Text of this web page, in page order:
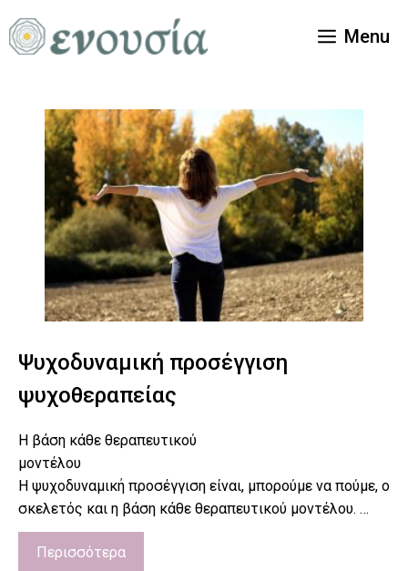
σε
περιεχόμενο
Menu
Ψυχοδυναμική προσέγγιση
ψυχοθεραπείας
Η βάση κάθε θεραπευτικού
μοντέλου
H ψυχοδυναμική προσέγγιση είναι, μπορούμε να πούμε, ο
σκελετός και η βάση κάθε θεραπευτικού μοντέλου. …
Περισσότερα